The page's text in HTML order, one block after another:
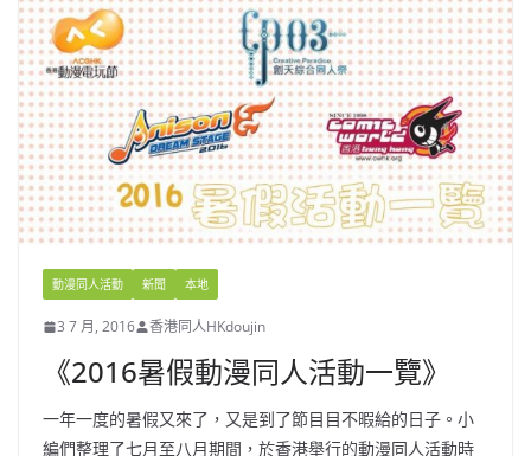
動漫同人活動 新聞 本地
3 7 月, 2016 香港同人HKdoujin
《2016暑假動漫同人活動一覽》
一年一度的暑假又來了，又是到了節目目不暇給的日子。小
編們整理了七月至八月期間，於香港舉行的動漫同人活動時